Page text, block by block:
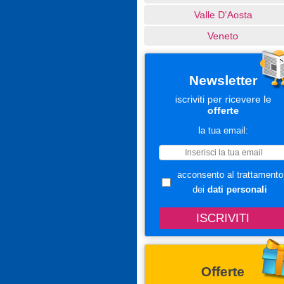
Valle D'Aosta
Veneto
Newsletter
iscriviti per ricevere le
offerte
la tua email:
acconsento al trattamento
dei dati personali
Offerte